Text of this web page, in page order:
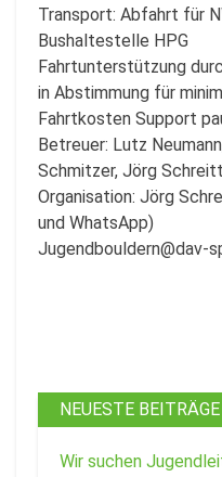
Transport: Abfahrt für
Bushaltestelle HPG
Fahrtunterstützung
in Abstimmung für
Fahrtkosten Support
Betreuer: Lutz
Schmitzer, Jörg
Organisation: Jörg
und WhatsApp)
Jugendbouldern@dav-
NEUESTE BEITRÄGE
Wir suchen